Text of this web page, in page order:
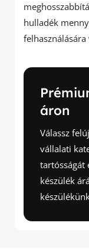
hulladék
felhasználására
áron
Válassz
vállalati
tartósságát
készülék